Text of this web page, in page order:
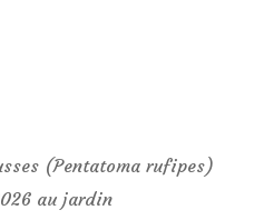
(Pentatoma rufipes)
au jardin